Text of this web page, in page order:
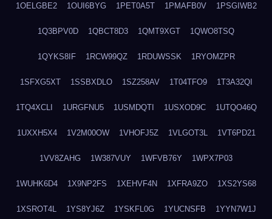
1OELGBE2 1OUI6BYG 1PET0A5T 1PMAFB0V 1PSGIWB2
1Q3BPV0D 1QBCT8D3 1QMT9XGT 1QWO8TSQ
1QYKS8IF 1RCW99QZ 1RDUWSSK 1RYOMZPR
1SFXG5XT 1SSBXDLO 1SZ258AV 1T04TFO9 1T3A32QI
1TQ4XCLI 1URGFNU5 1USMDQTI 1USXOD9C 1UTQO46Q
1UXXH5X4 1V2M00OW 1VHOFJ5Z 1VLGOT3L 1VT6PD21
1VV8ZAHG 1W387VUY 1WFVB76Y 1WPX7P03
1WUHK6D4 1X9NP2FS 1XEHVF4N 1XFRA9ZO 1XS2YS68
1XSROT4L 1YS8YJ6Z 1YSKFL0G 1YUCNSFB 1YYN7W1J